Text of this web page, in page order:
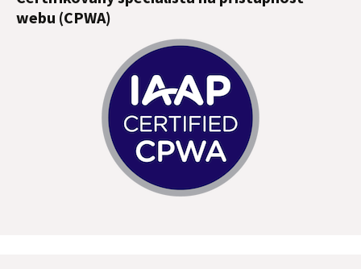
webu (CPWA)